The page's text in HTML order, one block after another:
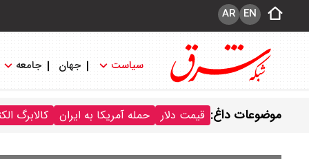
EN
AR
سیاست جهان جامعه
موضوعات داغ: قیمت دلار حمله آمریکا به ایران کالابرگ